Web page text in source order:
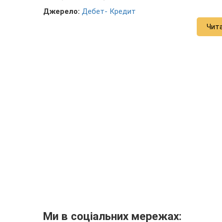
Джерело: Дебет- Кредит
Ми в соціальних мережах: